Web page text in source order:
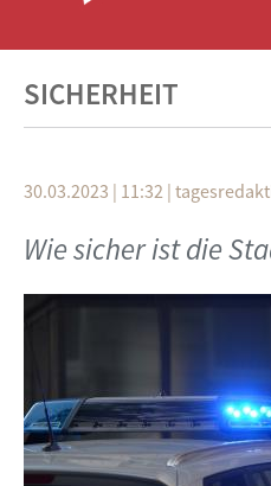
SICHERHEIT
30.03.2023 | 11:32 |
Wie sicher ist die